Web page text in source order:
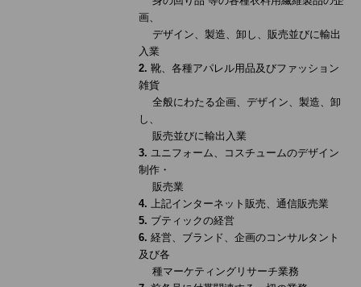
画、
デザイン、製造、卸し、販売並びに輸出
入業
2. 靴、各種アパレル用品及びファッション
雑貨
全般にわたる企画、デザイン、製造、卸
し、
販売並びに輸出入業
3. ユニフォーム、コスチュームのデザイン
制作・
販売業
4. 上記インターネット販売、通信販売業
5. ブティックの経営
6. 経営、ブランド、企画のコンサルタント
及び各
種マーケティングリサーチ業務